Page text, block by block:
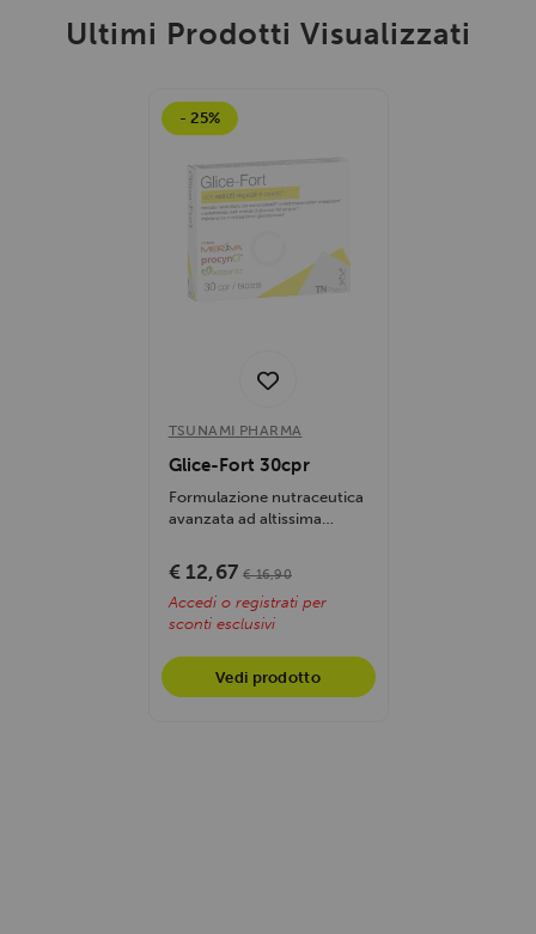
Ultimi Prodotti Visualizzati
- 25%
TSUNAMI PHARMA
Glice-Fort 30cpr
Formulazione nutraceutica
avanzata ad altissima
la...
€ 12,67 € 16,90
Accedi o registrati per
sconti esclusivi
Vedi prodotto